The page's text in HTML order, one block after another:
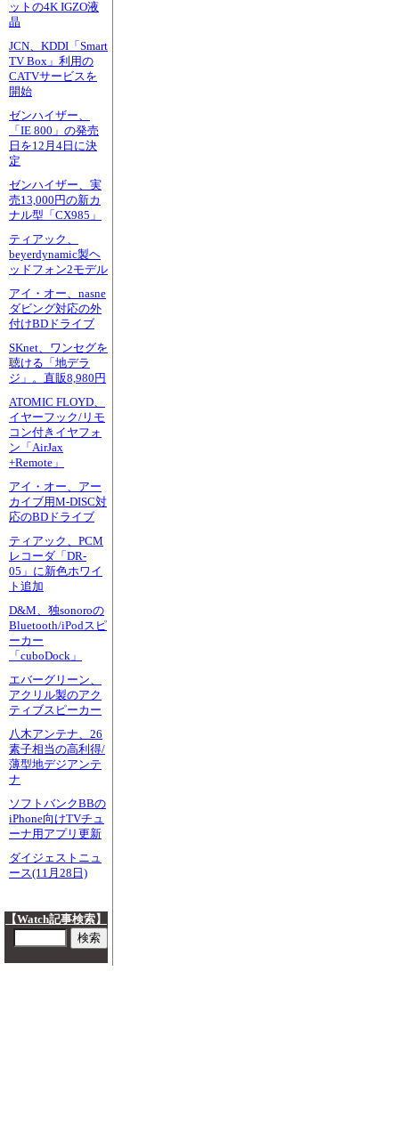
ットの4K IGZO液
晶
JCN、KDDI「Smart
TV Box」利用の
CATVサービスを
開始
ゼンハイザー、
「IE 800」の発売
日を12月4日に決
定
ゼンハイザー、実
売13,000円の新カ
ナル型「CX985」
ティアック、
beyerdynamic製ヘ
ッドフォン2モデル
アイ・オー、nasne
ダビング対応の外
付けBDドライブ
SKnet、ワンセグを
聴ける「地デラ
ジ」。直販8,980円
ATOMIC FLOYD、
イヤーフック/リモ
コン付きイヤフォ
ン「AirJax
+Remote」
アイ・オー、アー
カイブ用M-DISC対
応のBDドライブ
ティアック、PCM
レコーダ「DR-
05」に新色ホワイ
ト追加
D&M、独sonoroの
Bluetooth/iPodスピ
ーカー
「cuboDock」
エバーグリーン、
アクリル製のアク
ティブスピーカー
八木アンテナ、26
素子相当の高利得/
薄型地デジアンテ
ナ
ソフトバンクBBの
iPhone向けTVチュ
ーナ用アプリ更新
ダイジェストニュ
ース(11月28日)
【Watch記事検索】